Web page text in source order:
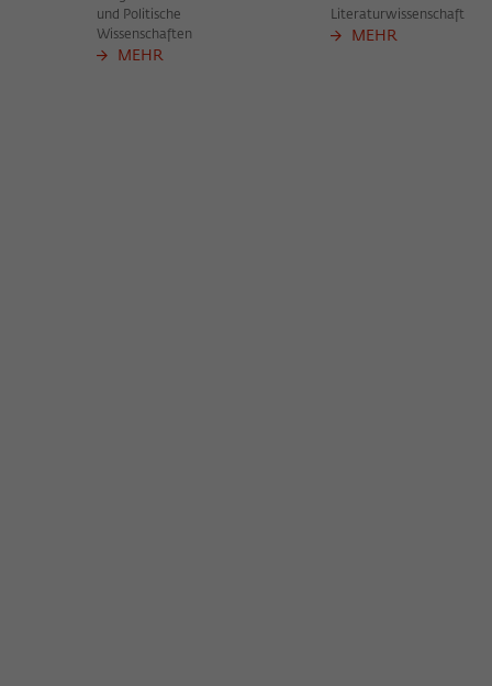
und Politische
Wissenschaften
MEHR
Literaturwissenschaft
MEHR
der Webseite des Wissenschaftskollegs
zu speichern.